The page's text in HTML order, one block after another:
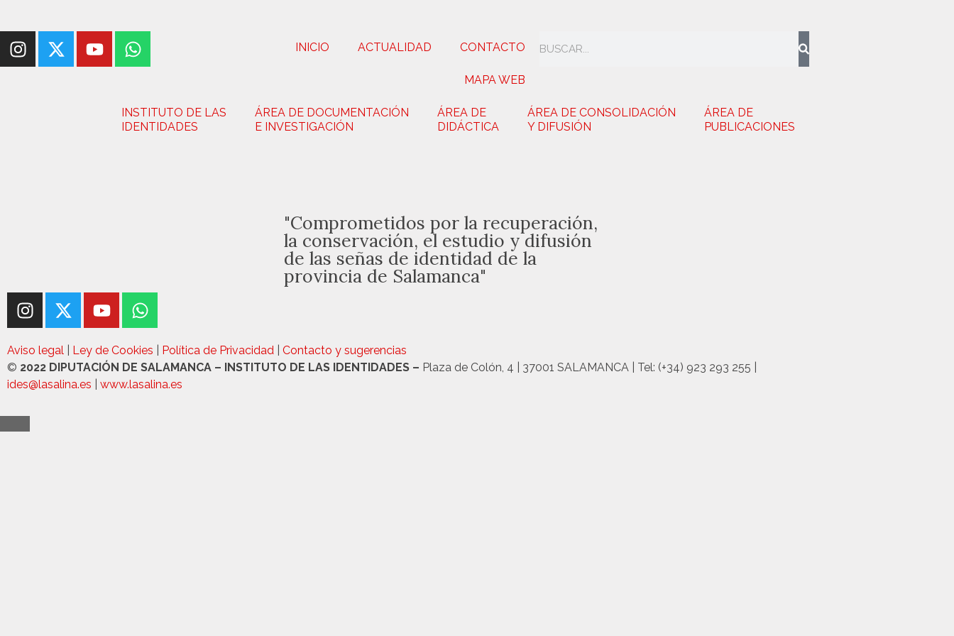
INICIO ACTUALIDAD CONTACTO
MAPA WEB
INSTITUTO DE LAS
IDENTIDADES
ÁREA DE DOCUMENTACIÓN
E INVESTIGACIÓN
ÁREA DE
DIDÁCTICA
ÁREA DE CONSOLIDACIÓN
Y DIFUSIÓN
ÁREA DE
PUBLICACIONES
"Comprometidos por la recuperación,
la conservación, el estudio y difusión
de las señas de identidad de la
provincia de Salamanca"
Aviso legal Ley de Cookies Política de Privacidad
Contacto y sugerencias
© 2022 DIPUTACIÓN DE SALAMANCA – INSTITUTO DE LAS IDENTIDADES – Plaza de Colón, 4 | 37001 SALAMANCA | Tel: (+34) 923 293 255 |
ides@lasalina.es
www.lasalina.es